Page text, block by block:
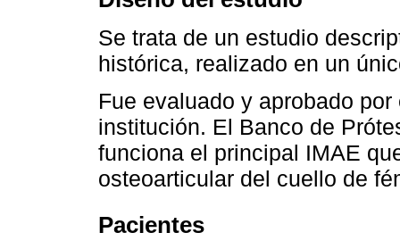
Se trata de un estudio
histórica, realizado en un
Fue evaluado y aprobado
institución. El Banco de
funciona el principal IMAE
osteoarticular del cuello de
Pacientes